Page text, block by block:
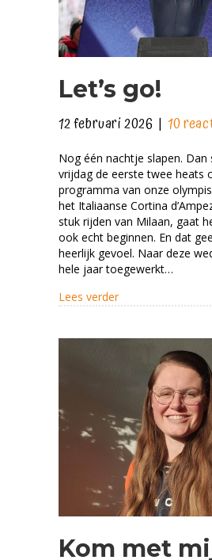
Let’s go!
12 februari 2026 | 10
Nog één nachtje slapen. Dan
vrijdag de eerste twee heats
programma van onze
het Italiaanse Cortina
stuk rijden van Milaan, gaat
ook echt beginnen. En dat
heerlijk gevoel. Naar deze
hele jaar toegewerkt…
Lees verderabout Let’s go!
Kom met